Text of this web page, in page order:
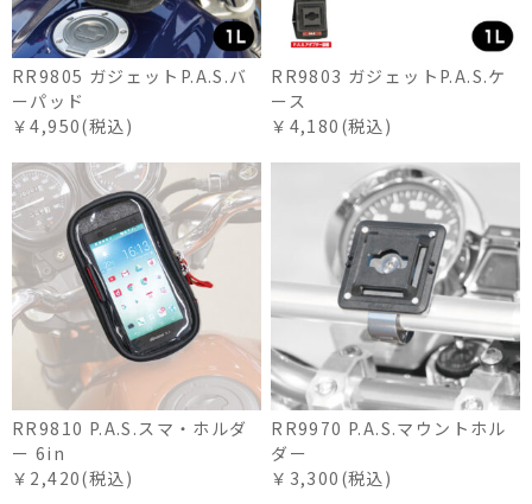
RR9805 ガジェットP.A.S.バ
ーパッド
￥4,950(税込)
RR9803 ガジェットP.A.S.ケ
ース
￥4,180(税込)
RR9810 P.A.S.スマ・ホルダ
ー 6in
￥2,420(税込)
RR9970 P.A.S.マウントホル
ダー
￥3,300(税込)